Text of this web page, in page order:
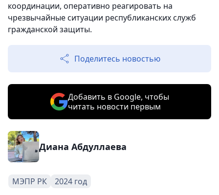
координации, оперативно реагировать на
чрезвычайные ситуации республиканских служб
гражданской защиты.
Поделитесь новостью
Добавить в Google, чтобы
читать новости первым
Диана Абдуллаева
МЭПР РК 2024 год